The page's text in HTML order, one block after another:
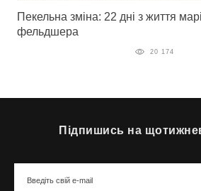
Пекельна зміна: 22 дні з життя
фельдшера
20 174
Підпишись на